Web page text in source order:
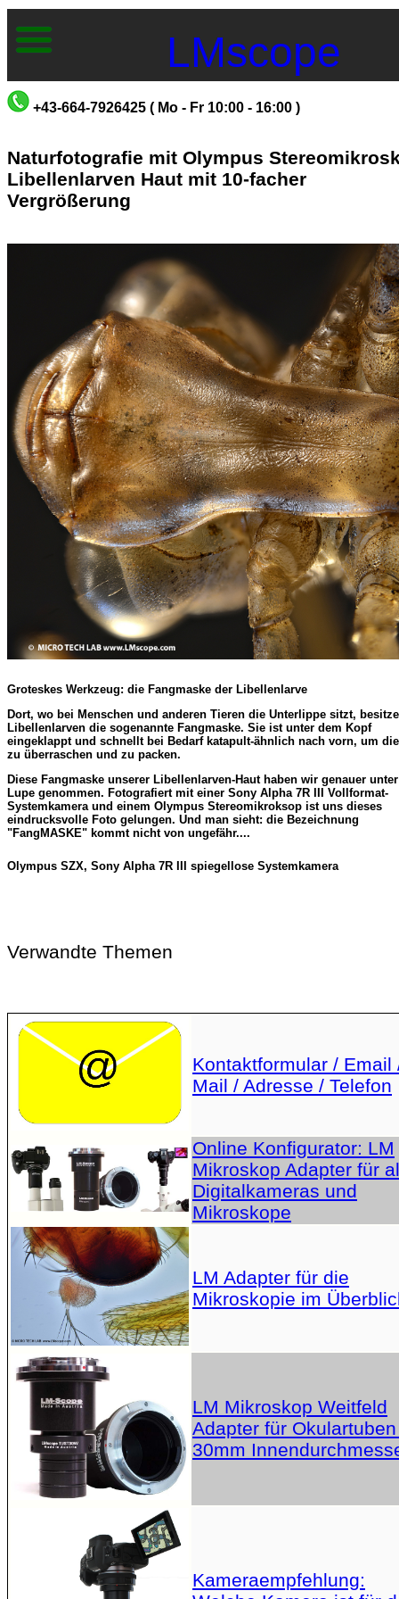
LMscope
+43-664-7926425 ( Mo - Fr 10:00 - 16:00 )
Naturfotografie mit Olympus
Libellenlarven Haut mit 10-facher
Vergrößerung
Groteskes Werkzeug: die Fangmaske der Libellenlarve
Dort, wo bei Menschen und anderen Tieren die Unterlippe sitzt,
Libellenlarven die sogenannte Fangmaske. Sie ist unter dem Kopf
eingeklappt und schnellt bei Bedarf katapult-ähnlich nach vorn, um
zu überraschen und zu packen.
Diese Fangmaske unserer Libellenlarven-Haut haben wir genauer
Lupe genommen. Fotografiert mit einer Sony Alpha 7R III Vollformat-
Systemkamera und einem Olympus Stereomikroksop ist uns dieses
eindrucksvolle Foto gelungen. Und man sieht: die Bezeichnung
"FangMASKE" kommt nicht von ungefähr....
Olympus SZX, Sony Alpha 7R III spiegellose Systemkamera
Verwandte Themen
Kontaktformular / Email
Mail / Adresse / Telefon
Online Konfigurator: LM
Mikroskop Adapter für
Digitalkameras und
Mikroskope
LM Adapter für die
Mikroskopie im
LM Mikroskop Weitfeld
Adapter für
30mm
Kameraempfehlung: